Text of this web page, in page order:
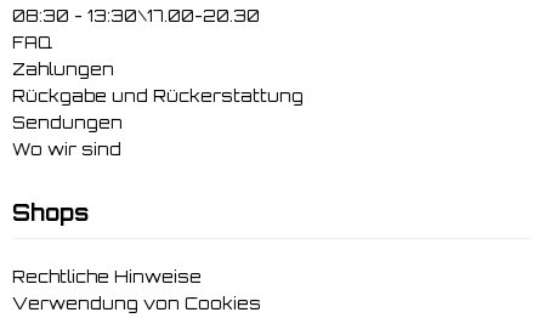
08:30 - 13:30\17.00-20.30
FAQ
Zahlungen
Rückgabe und Rückerstattung
Sendungen
Wo wir sind
Shops
Rechtliche Hinweise
Verwendung von Cookies